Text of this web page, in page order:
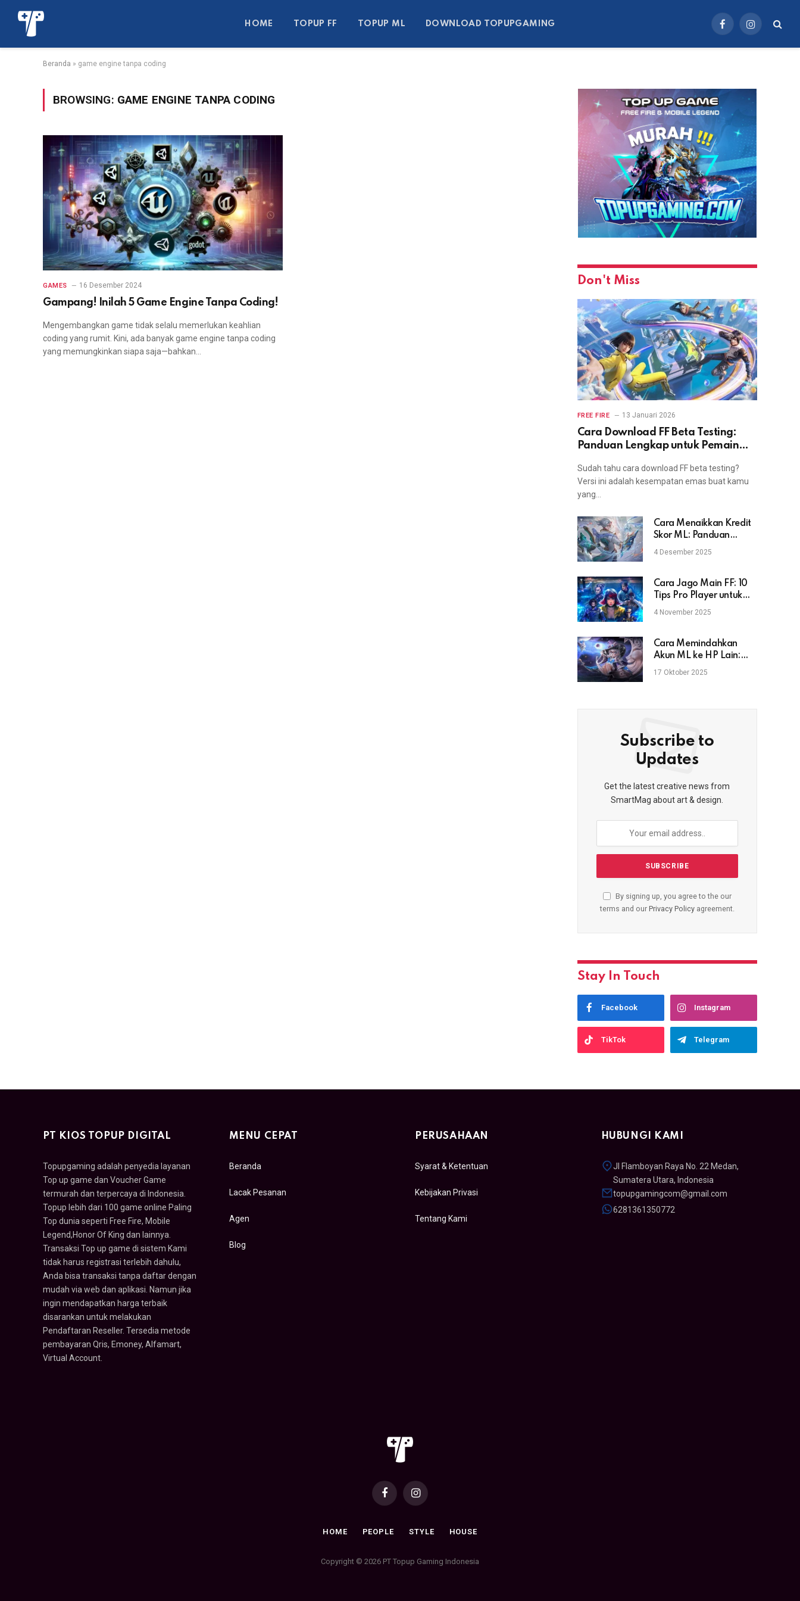
HOME TOPUP FF TOPUP ML DOWNLOAD TOPUPGAMING
FacebookInstagram
Beranda » game engine tanpa coding
BROWSING: GAME ENGINE TANPA CODING
GAMES 16 Desember 2024
Gampang! Inilah 5 Game Engine Tanpa Coding!
Mengembangkan game tidak selalu memerlukan keahlian
coding yang rumit. Kini, ada banyak game engine tanpa coding
yang memungkinkan siapa saja—bahkan…
Don't Miss
FREE FIRE 13 Januari 2026
Cara Download FF Beta Testing:
Panduan Lengkap untuk Pemain
Sudah tahu cara download FF beta testing?
Versi ini adalah kesempatan emas buat kamu
yang…
Cara Menaikkan Kredit
Skor ML: Panduan
Lengkap untuk Pemain
4 Desember 2025
Cara Jago Main FF: 10
Tips Pro Player untuk
Naik Rank & Booyah
4 November 2025
Cara Memindahkan
Akun ML ke HP Lain:
Aman, Cepat, dan Anti
17 Oktober 2025
Subscribe to
Updates
Get the latest creative news from
SmartMag about art & design.
By signing up, you agree to the our
terms and our Privacy Policyagreement.
Stay In Touch
Facebook Instagram
TikTok Telegram
PT KIOS TOPUP DIGITAL
Topupgaming adalah penyedia layanan
Top up game dan Voucher Game
termurah dan terpercaya di Indonesia.
Topup lebih dari 100 game online Paling
Top dunia seperti Free Fire, Mobile
Legend,Honor Of King dan lainnya.
Transaksi Top up game di sistem Kami
tidak harus registrasi terlebih dahulu,
Anda bisa transaksi tanpa daftar dengan
mudah via web dan aplikasi. Namun jika
ingin mendapatkan harga terbaik
disarankan untuk melakukan
Pendaftaran Reseller. Tersedia metode
pembayaran Qris, Emoney, Alfamart,
Virtual Account.
MENU CEPAT
Beranda
Lacak Pesanan
Agen
Blog
PERUSAHAAN
Syarat & Ketentuan
Kebijakan Privasi
Tentang Kami
HUBUNGI KAMI
Jl Flamboyan Raya No. 22 Medan,
Sumatera Utara, Indonesia
topupgamingcom@gmail.com
6281361350772
FacebookInstagram
HOME PEOPLE STYLE HOUSE
Copyright © 2026 PT Topup Gaming Indonesia